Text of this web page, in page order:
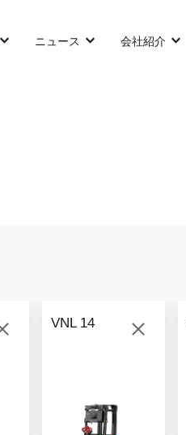
ニュース 会社紹介
RCS(ロボットコントロー
VNL 14